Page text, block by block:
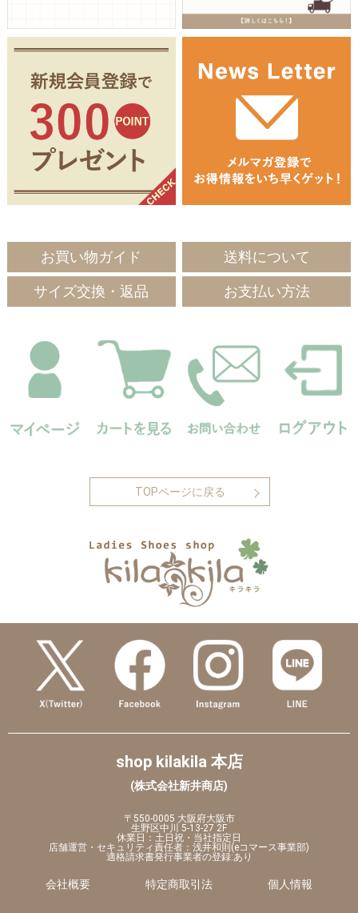
お買い物ガイド 送料について
サイズ交換・返品 お支払い方法
TOPページに戻る
shop kilakila 本店
(株式会社新井商店)
〒550-0005 大阪府大阪市
生野区中川 5-13-27 2F
休業日：土日祝・当社指定日
店舗運営・セキュリティ責任者：浅井和則(eコマース事業部)
適格請求書発行事業者の登録:あり
会社概要 特定商取引法 個人情報